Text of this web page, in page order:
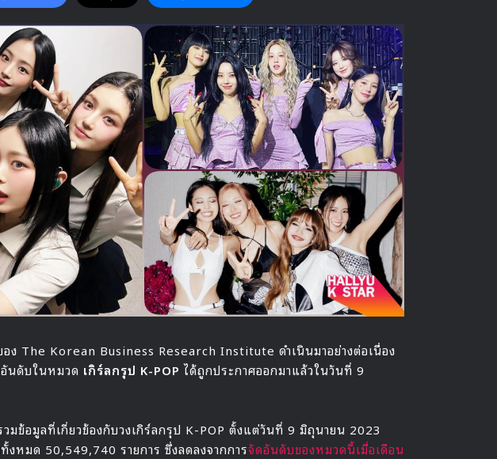
ง The Korean Business Research Institute ดำเนินมาอย่างต่อเนื่อง
นดับในหมวด เกิร์ลกรุป K-POP ได้ถูกประกาศออกมาแล้วในวันที่ 9
มข้อมูลที่เกี่ยวข้องกับวงเกิร์ลกรุป K-POP ตั้งแต่วันที่ 9 มิถุนายน 2023
หมด 50,549,740 รายการ ซึ่งลดลงจากการจัดอันดับของหมวดนี้เมื่อเดือน